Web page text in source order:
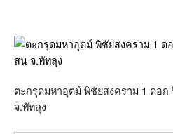
พิชัย
สงคราม
ปี
21
คีรี
ตะกรุดมหาอุตม์ พิชัยสงคราม 1 ดอ
จ.พัทลุง